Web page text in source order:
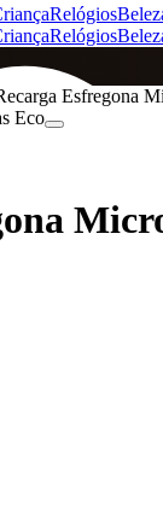
Relógios
Relógios
Esfregona